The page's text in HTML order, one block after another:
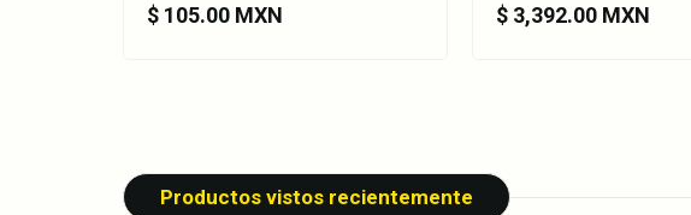
2035400053
52108308AA
$ 105.00 MXN $ 3,392.00 MXN
Productos vistos recientemente